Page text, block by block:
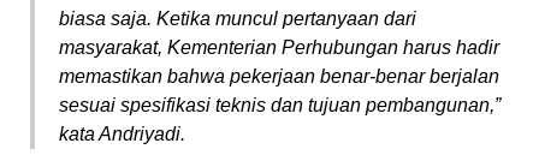
biasa saja. Ketika muncul pertanyaan dari
masyarakat, Kementerian Perhubungan harus hadir
memastikan bahwa pekerjaan benar-benar berjalan
sesuai spesifikasi teknis dan tujuan pembangunan,”
kata Andriyadi.